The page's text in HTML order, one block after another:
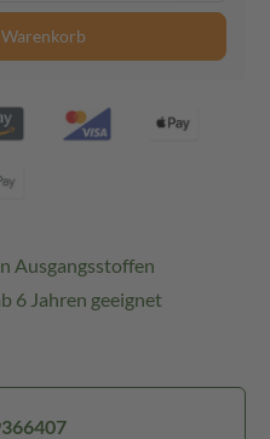
Ausgangsstoffen
6 Jahren geeignet